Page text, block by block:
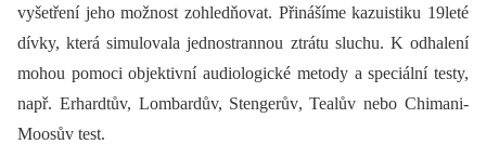
vyšetření jeho možnost zohledňovat. Přinášíme kazuistiku 19leté
dívky, která simulovala jednostrannou ztrátu sluchu. K odhalení
mohou pomoci objektivní audiologické metody a speciální testy,
např. Erhardtův, Lombardův, Stengerův, Tealův nebo Chimani-
Moosův test.